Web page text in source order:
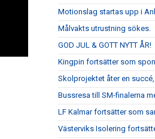
Motionslag startas upp i
Målvakts utrustning sökes.
GOD JUL & GOTT NYTT ÅR!
Kingpin fortsätter som
Skolprojektet åter en
Bussresa till SM-finalerna
LF Kalmar fortsätter som
Västerviks Isolering